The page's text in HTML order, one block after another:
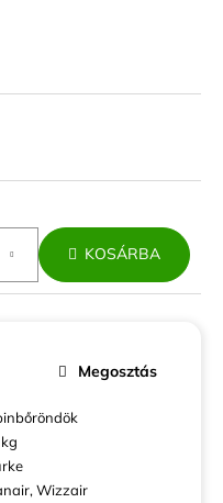
KOSÁRBA
Wizzair
Megosztás